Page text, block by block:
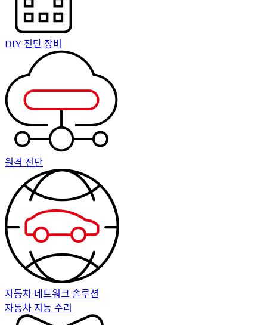
DIY 진단 장비
원격 진단
자동차 네트워크 솔루션
자동차 지능 수리